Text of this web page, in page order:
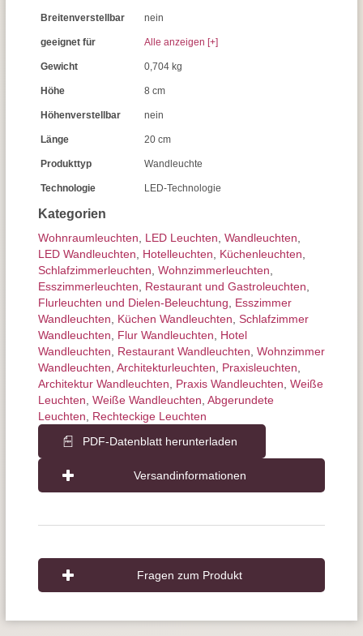
Kategorien
Wohnraum­leuchten LED Leuchten Wand­leuchten
LED Wandleuchten
Hotelleuchten Küchenleuchten
Schlafzimmer­leuchten Wohnzimmer­leuchten
Esszimmer­­leuchten
Restaurant und Gastroleuchten
Flurleuchten und Dielen-Beleuchtung
Esszimmer
Wandleuchten
Küchen Wandleuchten Schlafzimmer
Wandleuchten
Flur Wandleuchten
Hotel
Wandleuchten
Restaurant Wandleuchten Wohnzimmer
Wandleuchten Architektur­leuchten Praxisleuchten
Architektur Wandleuchten
Praxis Wandleuchten Weiße
Leuchten Weiße Wandleuchten Abgerundete
Leuchten
Rechteckige Leuchten
PDF-Datenblatt herunterladen
Versandinformationen
Breitenverstellbar nein
geeignet für Alle anzeigen [+]
Gewicht 0,704 kg
Höhe 8 cm
Höhenverstellbar nein
Länge 20 cm
Produkttyp Wandleuchte
Technologie LED-Technologie
Fragen zum Produkt